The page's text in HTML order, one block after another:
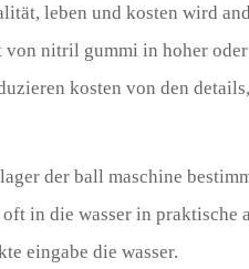
leben und kosten wird
nitril gummi in hoher
kosten von den
der ball maschine
in die wasser in
eingabe die wasser.